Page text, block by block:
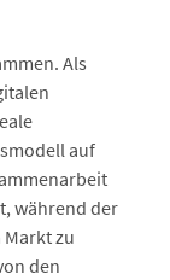
Als
auf
während der
zu
den